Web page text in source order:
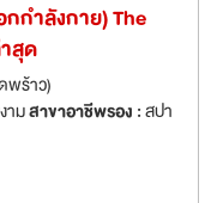
กำลังกาย) The
สุด
พร้าว)
ามสาขาอาชีพรอง :สปา